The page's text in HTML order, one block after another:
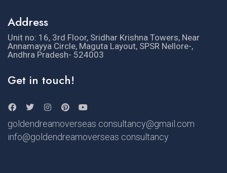
Address
Unit no: 16, 3rd Floor, Sridhar Krishna Towers, Near
Annamayya Circle, Maguta Layout, SPSR Nellore-,
Andhra Pradesh- 524003
Get in touch!
goldendreamoverseas consultancy@gmail.com
info@goldendreamoverseas consultancy